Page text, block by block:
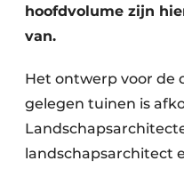
hoofdvolume zijn
van.
Het ontwerp voor de
gelegen tuinen is
landschapsarchitect